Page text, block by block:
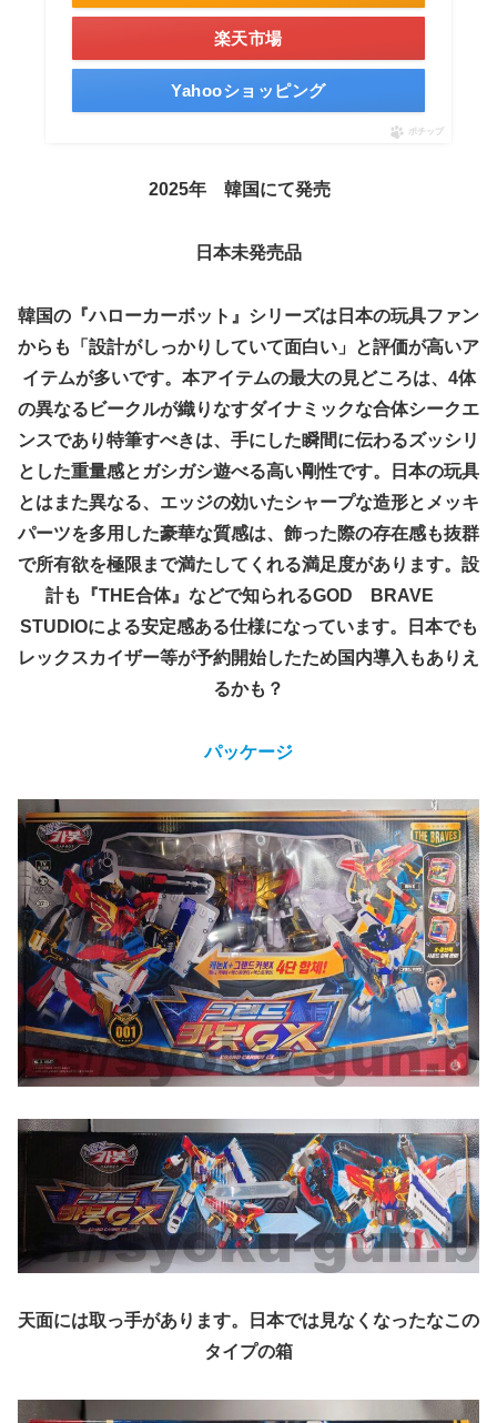
楽天市場
Yahooショッピング
ポチップ
2025年 韓国にて発売
日本未発売品
韓国の『ハローカーボット』シリーズは日本の玩具ファン
からも「設計がしっかりしていて面白い」と評価が高いア
イテムが多いです。​本アイテムの最大の見どころは、4体
の異なるビークルが織りなすダイナミックな合体シークエ
ンスであり​特筆すべきは、手にした瞬間に伝わるズッシリ
とした重量感とガシガシ遊べる高い剛性です。日本の玩具
とはまた異なる、エッジの効いたシャープな造形とメッキ
パーツを多用した豪華な質感は、飾った際の存在感も抜群
で所有欲を極限まで満たしてくれる満足度があります。設
計も『THE合体』などで知られるGOD BRAVE
STUDIOによる安定感ある仕様になっています。日本でも
レックスカイザー等が予約開始したため国内導入もありえ
るかも？
パッケージ
天面には取っ手があります。日本では見なくなったなこの
タイプの箱